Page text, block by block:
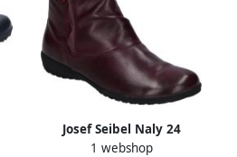
Josef Seibel Naly 24
Stiefelette für Damen Rot
1 webshop